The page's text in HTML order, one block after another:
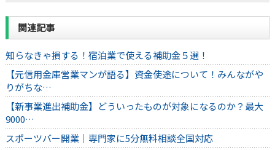
関連記事
知らなきゃ損する！宿泊業で使える補助金５選！
【元信用金庫営業マンが語る】資金使途について！みんながや
りがちな…
【新事業進出補助金】どういったものが対象になるのか？最大
9000…
スポーツバー開業｜専門家に5分無料相談全国対応